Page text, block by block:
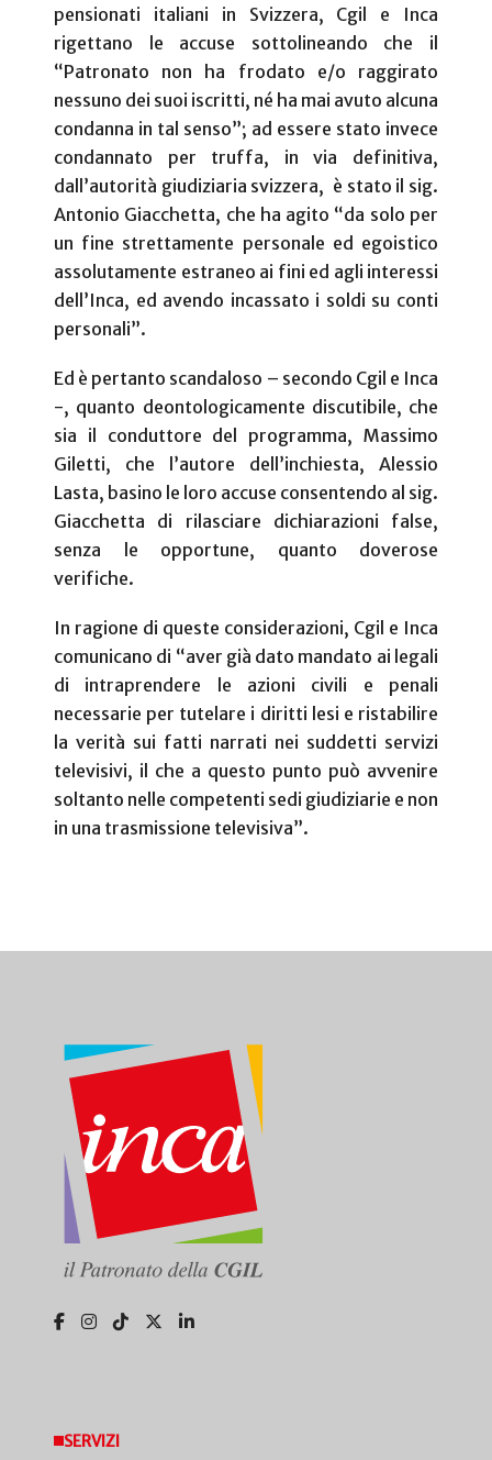
pensionati italiani in Svizzera, Cgil e Inca
rigettano le accuse sottolineando che il
“Patronato non ha frodato e/o raggirato
nessuno dei suoi iscritti, né ha mai avuto alcuna
condanna in tal senso”; ad essere stato invece
condannato per truffa, in via definitiva,
dall’autorità giudiziaria svizzera, è stato il sig.
Antonio Giacchetta, che ha agito “da solo per
un fine strettamente personale ed egoistico
assolutamente estraneo ai fini ed agli interessi
dell’Inca, ed avendo incassato i soldi su conti
personali”.
Ed è pertanto scandaloso – secondo Cgil e Inca
-, quanto deontologicamente discutibile, che
sia il conduttore del programma, Massimo
Giletti, che l’autore dell’inchiesta, Alessio
Lasta, basino le loro accuse consentendo al sig.
Giacchetta di rilasciare dichiarazioni false,
senza le opportune, quanto doverose
verifiche.
In ragione di queste considerazioni, Cgil e Inca
comunicano di “aver già dato mandato ai legali
di intraprendere le azioni civili e penali
necessarie per tutelare i diritti lesi e ristabilire
la verità sui fatti narrati nei suddetti servizi
televisivi, il che a questo punto può avvenire
soltanto nelle competenti sedi giudiziarie e non
in una trasmissione televisiva”.
SERVIZI